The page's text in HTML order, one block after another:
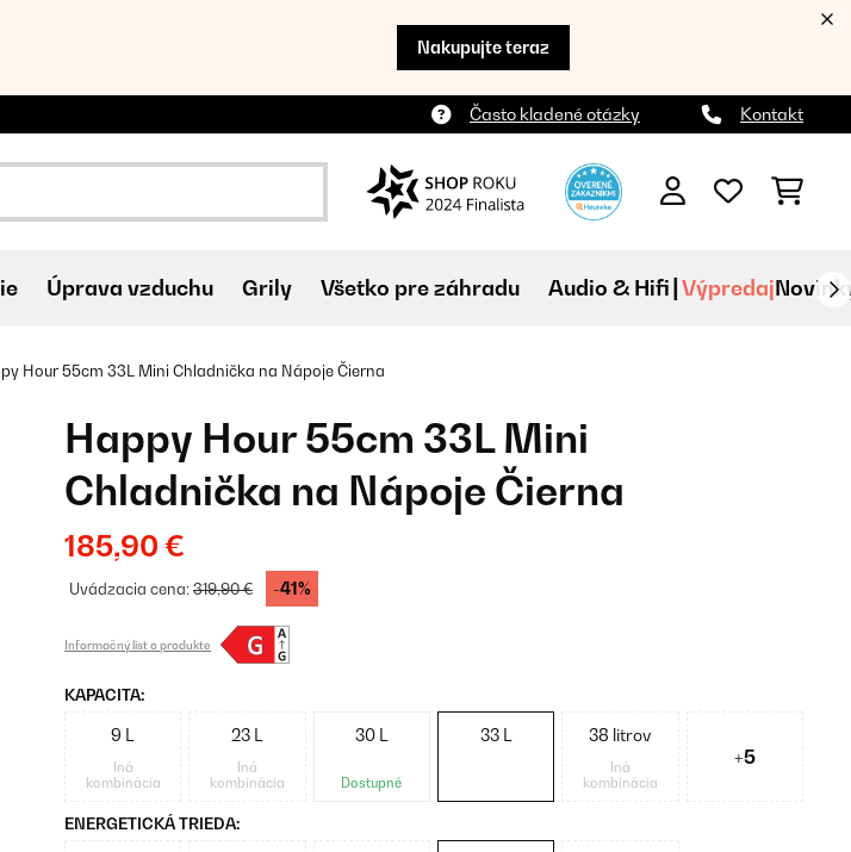
Nakupujte teraz
Často kladené otázky Kontakt
Úprava vzduchu Grily Všetko pre záhradu Audio & Hifi Výpredaj
Hour 55cm 33L Mini Chladnička na Nápoje Čierna
Happy Hour 55cm 33L Mini
Chladnička na Nápoje Čierna
185,90 €
Uvádzacia cena:319,90 € -41%
Informačný list o produkte
KAPACITA:
9 L
Iná
kombinácia
23 L
Iná
kombinácia
30 L
Dostupné
33 L 38 litrov
Iná
kombinácia
+5
ENERGETICKÁ TRIEDA: